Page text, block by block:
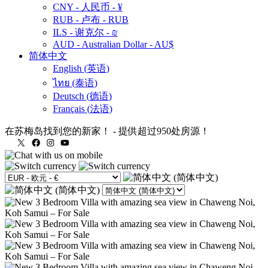
CNY - 人民币 - ¥
RUB - 卢布 - RUB
ILS - 谢克尔 - ₪
AUD - Australian Dollar - AU$
简体中文
English (英语)
ไทย (泰语)
Deutsch (德语)
Français (法语)
在苏梅岛找到您的新家！ - 提供超过950处房源！
X
FacebookInstagram